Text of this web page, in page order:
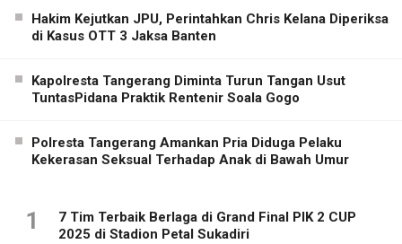
Hakim Kejutkan JPU, Perintahkan Chris Kelana Diperiksa
di Kasus OTT 3 Jaksa Banten
Kapolresta Tangerang Diminta Turun Tangan Usut
TuntasPidana Praktik Rentenir Soala Gogo
Polresta Tangerang Amankan Pria Diduga Pelaku
Kekerasan Seksual Terhadap Anak di Bawah Umur
1
7 Tim Terbaik Berlaga di Grand Final PIK 2 CUP
2025 di Stadion Petal Sukadiri